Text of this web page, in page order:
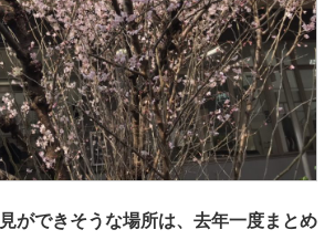
ができそうな場所は、去年一度まとめ